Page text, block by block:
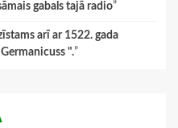
gabals tajā radio”
arī ar 1522. gada
".”